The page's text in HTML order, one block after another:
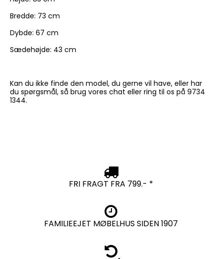
Bredde: 73 cm
Dybde: 67 cm
Sædehøjde: 43 cm
Kan du ikke finde den model, du gerne vil have, eller har
du spørgsmål, så brug vores chat eller ring til os på 9734
1344.
FRI FRAGT FRA 799.- *
FAMILIEEJET MØBELHUS SIDEN 1907